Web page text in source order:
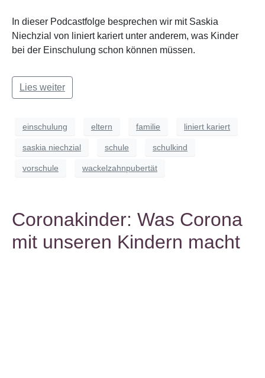
In dieser Podcastfolge besprechen wir mit Saskia
Niechzial von liniert kariert unter anderem, was Kinder
bei der Einschulung schon können müssen.
Lies weiter
einschulung eltern familie liniert kariert
saskia niechzial schule schulkind
vorschule wackelzahnpubertät
Coronakinder: Was Corona
mit unseren Kindern macht